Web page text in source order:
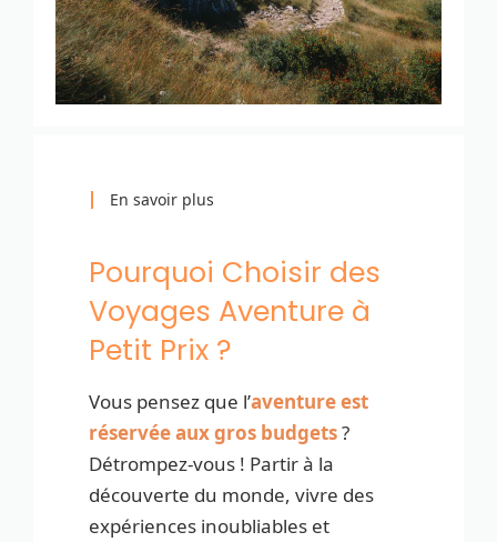
En savoir plus
Pourquoi Choisir des
Voyages Aventure à
Petit Prix ?
Vous pensez que l’aventure est
réservée aux gros budgets?
Détrompez-vous ! Partir à la
découverte du monde, vivre des
expériences inoubliables et